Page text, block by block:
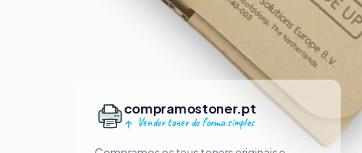
compramostoner.pt
Vender toner de forma simples